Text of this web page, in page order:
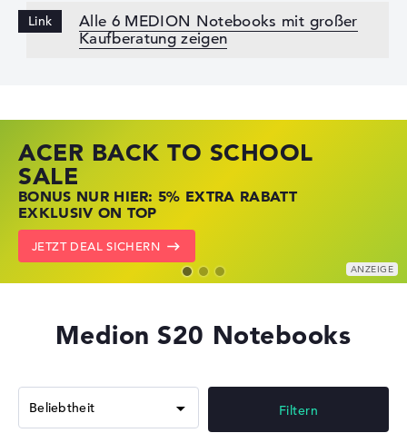
Alle 6 MEDION Notebooks mit großer
Kaufberatung zeigen
ACER BACK TO SCHOOL
SALE
BONUS NUR HIER: 5% EXTRA RABATT
EXKLUSIV ON TOP
JETZT DEAL SICHERN
HP STORE SSV DEALS
JETZT ZUGREIFEN: NOTEBOOKS BEI HP
KRÄFTIG REDUZIERT
ZU DEN HP ANGEBOTEN
LENOVO LAPTOP DEALS
NOTEBOOKS BEI LENOVO JETZT
KRÄFTIG REDUZIERT
LENOVO DEALS ZEIGEN
Medion S20 Notebooks
Filtern